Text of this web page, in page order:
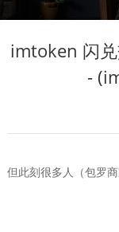
imtoken 闪
-
但此刻很多人（包罗